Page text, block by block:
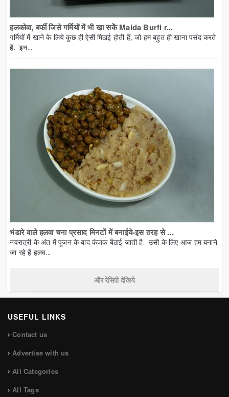
हलकोवा, बर्फी जिसे गर्मियों में भी खा सकें Maida Burfi r...
गर्मियों में खाने के लिये कुछ ही ऐसी मिठाई होती हैं, जो हम बहुत ही खाना पसंद करते
हैं. इन...
भंडारे वाले हलवा चना प्रसाद मिनटों में बनाईये-इस तरह से ...
नवरात्री के अंत में पूजन के बाद कंजक बैठाई जाती है. उसी के लिए आज हम बनाने
जा रहे हैं हलव...
और रेसिपी देखिये
USEFUL LINKS
Contact us
Advertise with us
All Categories
All Tags